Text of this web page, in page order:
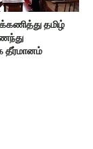
தமிழ்
தீர்மானம்